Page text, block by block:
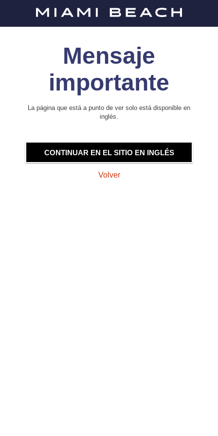
Mensaje
importante
La página que está a punto de ver solo está disponible en
inglés.
CONTINUAR EN EL SITIO EN INGLÉS
Volver